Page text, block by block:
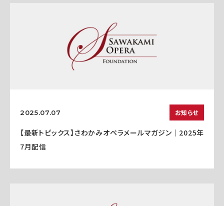
2025.07.07 お知らせ
【最新トピックス】さわかみオペラメールマガジン｜2025年
7月配信